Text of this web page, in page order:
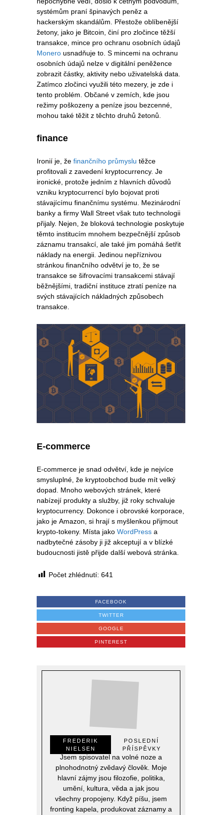
systémům praní špinavých peněz a
hackerským skandálům. Přestože oblíbenější
žetony, jako je Bitcoin, činí pro zločince těžší
transakce, mince pro ochranu osobních údajů
Monero usnadňuje to. S mincemi na ochranu
osobních údajů nelze v digitální peněžence
zobrazit částky, aktivity nebo uživatelská data.
Zatímco zločinci využili této mezery, je zde i
tento problém. Občané v zemích, kde jsou
režimy poškozeny a peníze jsou bezcenné,
mohou také těžit z těchto druhů žetonů.
finance
Ironií je, že finančního průmyslu těžce
profitovali z zavedení kryptocurrency. Je
ironické, protože jedním z hlavních důvodů
vzniku kryptocurrencí bylo bojovat proti
stávajícímu finančnímu systému. Mezinárodní
banky a firmy Wall Street však tuto technologii
přijaly. Nejen, že bloková technologie poskytuje
těmto institucím mnohem bezpečnější způsob
záznamu transakcí, ale také jim pomáhá šetřit
náklady na energii. Jedinou nepříznivou
stránkou finančního odvětví je to, že se
transakce se šifrovacími transakcemi stávají
běžnějšími, tradiční instituce ztratí peníze na
svých stávajících nákladných způsobech
transakce.
E-commerce
E-commerce je snad odvětví, kde je nejvíce
smysluplné, že kryptoobchod bude mít velký
dopad. Mnoho webových stránek, které
nabízejí produkty a služby, již roky schvaluje
kryptocurrency. Dokonce i obrovské korporace,
jako je Amazon, si hrají s myšlenkou přijmout
krypto-tokeny. Místa jako WordPress a
nadbytečné zásoby ji již akceptují a v blízké
budoucnosti jistě přijde další webová stránka.
Počet zhlédnutí: 641
FACEBOOK
TWITTER
GOOGLE
PINTEREST
FREDERIK
NIELSEN
POSLEDNÍ
PŘÍSPĚVKY
Jsem spisovatel na volné noze a
plnohodnotný zvědavý člověk. Moje
hlavní zájmy jsou filozofie, politika,
umění, kultura, věda a jak jsou
všechny propojeny. Když píšu, jsem
fronting kapela, produkovat záznamy a